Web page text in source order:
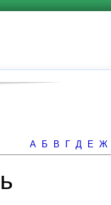
А Б В Г Д Е Ж